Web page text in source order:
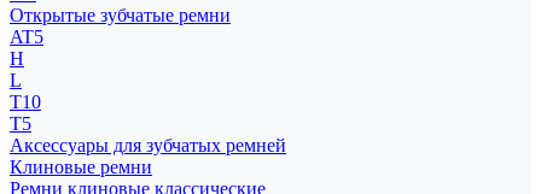
Открытые зубчатые ремни
AT5
H
L
T10
T5
Аксессуары для зубчатых ремней
Клиновые ремни
Ремни клиновые классические